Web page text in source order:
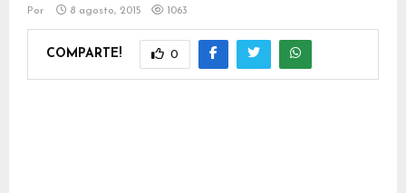
Por 8 agosto, 2015 1063
COMPARTE! 0